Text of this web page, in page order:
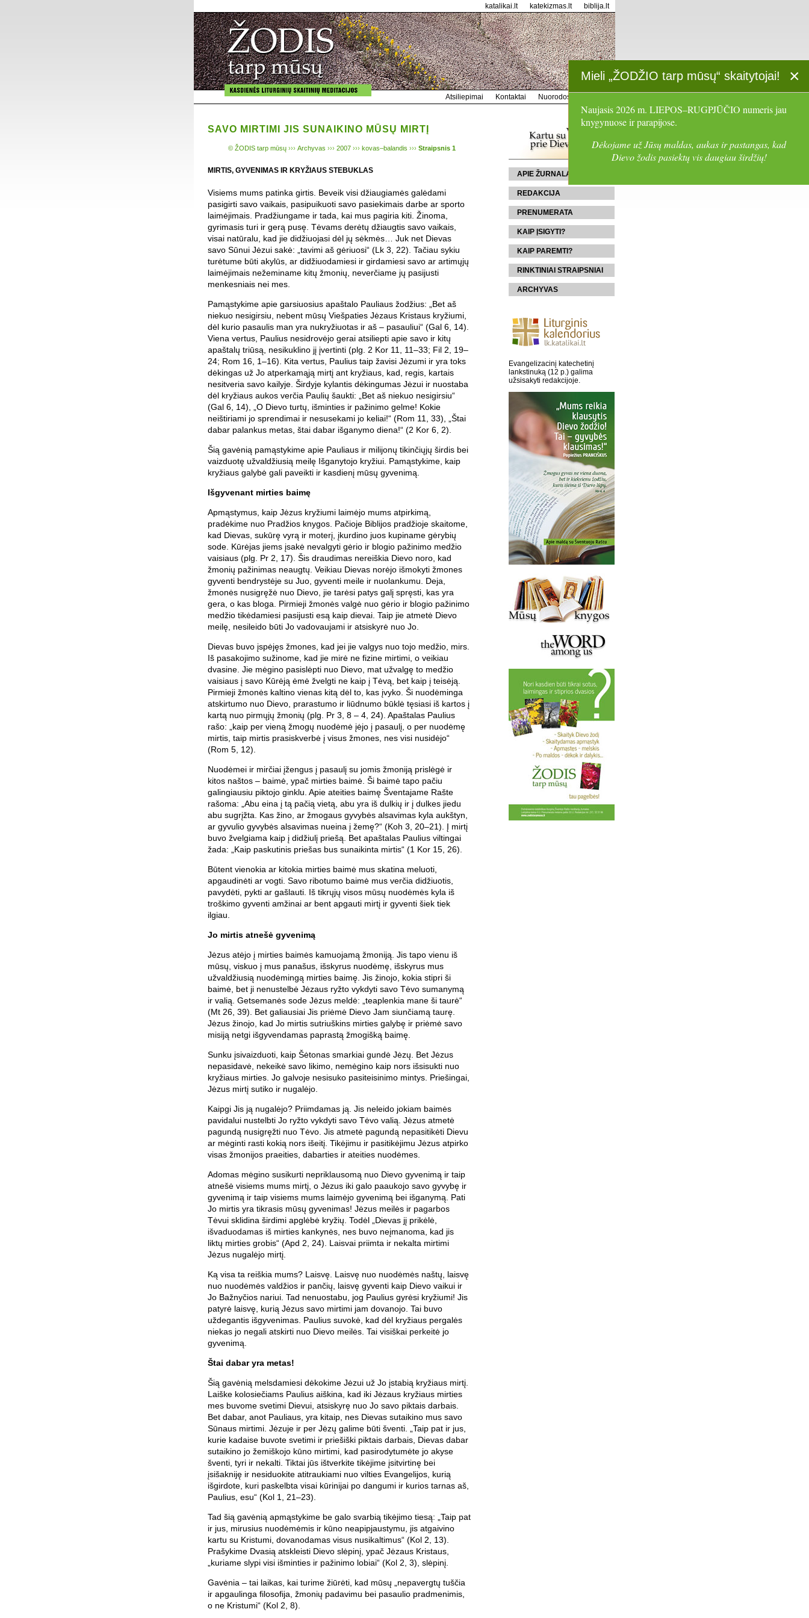
katalikai.lt katekizmas.lt biblija.lt
Atsiliepimai Kontaktai Nuorodos
SAVO MIRTIMI JIS SUNAIKINO MŪSŲ MIRTĮ
© ŽODIS tarp mūsų ››› Archyvas ››› 2007 ››› kovas–balandis ››› Straipsnis 1
MIRTIS, GYVENIMAS IR KRYŽIAUS STEBUKLAS
Visiems mums patinka girtis. Beveik visi džiaugiamės galėdami
pasigirti savo vaikais, pasipuikuoti savo pasiekimais darbe ar sporto
laimėjimais. Pradžiungame ir tada, kai mus pagiria kiti. Žinoma,
gyrimasis turi ir gerą pusę. Tėvams derėtų džiaugtis savo vaikais,
visai natūralu, kad jie didžiuojasi dėl jų sėkmės… Juk net Dievas
savo Sūnui Jėzui sakė: „tavimi aš gėriuosi“ (Lk 3, 22). Tačiau sykiu
turėtume būti akylūs, ar didžiuodamiesi ir girdamiesi savo ar artimųjų
laimėjimais nežeminame kitų žmonių, neverčiame jų pasijusti
menkesniais nei mes.
Pamąstykime apie garsiuosius apaštalo Pauliaus žodžius: „Bet aš
niekuo nesigirsiu, nebent mūsų Viešpaties Jėzaus Kristaus kryžiumi,
dėl kurio pasaulis man yra nukryžiuotas ir aš – pasauliui“ (Gal 6, 14).
Viena vertus, Paulius nesidrovėjo gerai atsiliepti apie savo ir kitų
apaštalų triūsą, nesikuklino jį įvertinti (plg. 2 Kor 11, 11–33; Fil 2, 19–
24; Rom 16, 1–16). Kita vertus, Paulius taip žavisi Jėzumi ir yra toks
dėkingas už Jo atperkamąją mirtį ant kryžiaus, kad, regis, kartais
nesitveria savo kailyje. Širdyje kylantis dėkingumas Jėzui ir nuostaba
dėl kryžiaus aukos verčia Paulių šaukti: „Bet aš niekuo nesigirsiu“
(Gal 6, 14), „O Dievo turtų, išminties ir pažinimo gelme! Kokie
neištiriami jo sprendimai ir nesusekami jo keliai!“ (Rom 11, 33), „Štai
dabar palankus metas, štai dabar išganymo diena!“ (2 Kor 6, 2).
Šią gavėnią pamąstykime apie Pauliaus ir milijonų tikinčiųjų širdis bei
vaizduotę užvaldžiusią meilę Išganytojo kryžiui. Pamąstykime, kaip
kryžiaus galybė gali paveikti ir kasdienį mūsų gyvenimą.
Išgyvenant mirties baimę
Apmąstymus, kaip Jėzus kryžiumi laimėjo mums atpirkimą,
pradėkime nuo Pradžios knygos. Pačioje Biblijos pradžioje skaitome,
kad Dievas, sukūrę vyrą ir moterį, įkurdino juos kupiname gėrybių
sode. Kūrėjas jiems įsakė nevalgyti gėrio ir blogio pažinimo medžio
vaisiaus (plg. Pr 2, 17). Šis draudimas nereiškia Dievo noro, kad
žmonių pažinimas neaugtų. Veikiau Dievas norėjo išmokyti žmones
gyventi bendrystėje su Juo, gyventi meile ir nuolankumu. Deja,
žmonės nusigręžė nuo Dievo, jie tarėsi patys galį spręsti, kas yra
gera, o kas bloga. Pirmieji žmonės valgė nuo gėrio ir blogio pažinimo
medžio tikėdamiesi pasijusti esą kaip dievai. Taip jie atmetė Dievo
meilę, nesileido būti Jo vadovaujami ir atsiskyrė nuo Jo.
Dievas buvo įspėjęs žmones, kad jei jie valgys nuo tojo medžio, mirs.
Iš pasakojimo sužinome, kad jie mirė ne fizine mirtimi, o veikiau
dvasine. Jie mėgino pasislėpti nuo Dievo, mat užvalgę to medžio
vaisiaus į savo Kūrėją ėmė žvelgti ne kaip į Tėvą, bet kaip į teisėją.
Pirmieji žmonės kaltino vienas kitą dėl to, kas įvyko. Ši nuodėminga
atskirtumo nuo Dievo, prarastumo ir liūdnumo būklė tęsiasi iš kartos į
kartą nuo pirmųjų žmonių (plg. Pr 3, 8 – 4, 24). Apaštalas Paulius
rašo: „kaip per vieną žmogų nuodėmė įėjo į pasaulį, o per nuodėmę
mirtis, taip mirtis prasiskverbė į visus žmones, nes visi nusidėjo“
(Rom 5, 12).
Nuodėmei ir mirčiai įžengus į pasaulį su jomis žmoniją prislėgė ir
kitos naštos – baimė, ypač mirties baimė. Ši baimė tapo pačiu
galingiausiu piktojo ginklu. Apie ateities baimę Šventajame Rašte
rašoma: „Abu eina į tą pačią vietą, abu yra iš dulkių ir į dulkes jiedu
abu sugrįžta. Kas žino, ar žmogaus gyvybės alsavimas kyla aukštyn,
ar gyvulio gyvybės alsavimas nueina į žemę?“ (Koh 3, 20–21). Į mirtį
buvo žvelgiama kaip į didžiulį priešą. Bet apaštalas Paulius viltingai
žada: „Kaip paskutinis priešas bus sunaikinta mirtis“ (1 Kor 15, 26).
Būtent vienokia ar kitokia mirties baimė mus skatina meluoti,
apgaudinėti ar vogti. Savo ribotumo baimė mus verčia didžiuotis,
pavydėti, pykti ar gašlauti. Iš tikrųjų visos mūsų nuodėmės kyla iš
troškimo gyventi amžinai ar bent apgauti mirtį ir gyventi šiek tiek
ilgiau.
Jo mirtis atnešė gyvenimą
Jėzus atėjo į mirties baimės kamuojamą žmoniją. Jis tapo vienu iš
mūsų, viskuo į mus panašus, išskyrus nuodėmę, išskyrus mus
užvaldžiusią nuodėmingą mirties baimę. Jis žinojo, kokia stipri ši
baimė, bet ji nenustelbė Jėzaus ryžto vykdyti savo Tėvo sumanymą
ir valią. Getsemanės sode Jėzus meldė: „teaplenkia mane ši taurė“
(Mt 26, 39). Bet galiausiai Jis priėmė Dievo Jam siunčiamą taurę.
Jėzus žinojo, kad Jo mirtis sutriuškins mirties galybę ir priėmė savo
misiją netgi išgyvendamas paprastą žmogišką baimę.
Sunku įsivaizduoti, kaip Šėtonas smarkiai gundė Jėzų. Bet Jėzus
nepasidavė, nekeikė savo likimo, nemėgino kaip nors išsisukti nuo
kryžiaus mirties. Jo galvoje nesisuko pasiteisinimo mintys. Priešingai,
Jėzus mirtį sutiko ir nugalėjo.
Kaipgi Jis ją nugalėjo? Priimdamas ją. Jis neleido jokiam baimės
pavidalui nustelbti Jo ryžto vykdyti savo Tėvo valią. Jėzus atmetė
pagundą nusigręžti nuo Tėvo. Jis atmetė pagundą nepasitikėti Dievu
ar mėginti rasti kokią nors išeitį. Tikėjimu ir pasitikėjimu Jėzus atpirko
visas žmonijos praeities, dabarties ir ateities nuodėmes.
Adomas mėgino susikurti nepriklausomą nuo Dievo gyvenimą ir taip
atnešė visiems mums mirtį, o Jėzus iki galo paaukojo savo gyvybę ir
gyvenimą ir taip visiems mums laimėjo gyvenimą bei išganymą. Pati
Jo mirtis yra tikrasis mūsų gyvenimas! Jėzus meilės ir pagarbos
Tėvui sklidina širdimi apglėbė kryžių. Todėl „Dievas jį prikėlė,
išvaduodamas iš mirties kankynės, nes buvo neįmanoma, kad jis
liktų mirties grobis“ (Apd 2, 24). Laisvai priimta ir nekalta mirtimi
Jėzus nugalėjo mirtį.
Ką visa ta reiškia mums? Laisvę. Laisvę nuo nuodėmės naštų, laisvę
nuo nuodėmės valdžios ir pančių, laisvę gyventi kaip Dievo vaikui ir
Jo Bažnyčios nariui. Tad nenuostabu, jog Paulius gyrėsi kryžiumi! Jis
patyrė laisvę, kurią Jėzus savo mirtimi jam dovanojo. Tai buvo
uždegantis išgyvenimas. Paulius suvokė, kad dėl kryžiaus pergalės
niekas jo negali atskirti nuo Dievo meilės. Tai visiškai perkeitė jo
gyvenimą.
Štai dabar yra metas!
Šią gavėnią melsdamiesi dėkokime Jėzui už Jo įstabią kryžiaus mirtį.
Laiške kolosiečiams Paulius aiškina, kad iki Jėzaus kryžiaus mirties
mes buvome svetimi Dievui, atsiskyrę nuo Jo savo piktais darbais.
Bet dabar, anot Pauliaus, yra kitaip, nes Dievas sutaikino mus savo
Sūnaus mirtimi. Jėzuje ir per Jėzų galime būti šventi. „Taip pat ir jus,
kurie kadaise buvote svetimi ir priešiški piktais darbais, Dievas dabar
sutaikino jo žemiškojo kūno mirtimi, kad pasirodytumėte jo akyse
šventi, tyri ir nekalti. Tiktai jūs ištverkite tikėjime įsitvirtinę bei
įsišakniję ir nesiduokite atitraukiami nuo vilties Evangelijos, kurią
išgirdote, kuri paskelbta visai kūrinijai po dangumi ir kurios tarnas aš,
Paulius, esu“ (Kol 1, 21–23).
Tad šią gavėnią apmąstykime be galo svarbią tikėjimo tiesą: „Taip pat
ir jus, mirusius nuodėmėmis ir kūno neapipjaustymu, jis atgaivino
kartu su Kristumi, dovanodamas visus nusikaltimus“ (Kol 2, 13).
Prašykime Dvasią atskleisti Dievo slėpinį, ypač Jėzaus Kristaus,
„kuriame slypi visi išminties ir pažinimo lobiai“ (Kol 2, 3), slėpinį.
Gavėnia – tai laikas, kai turime žiūrėti, kad mūsų „nepavergtų tuščia
ir apgaulinga filosofija, žmonių padavimu bei pasaulio pradmenimis,
o ne Kristumi“ (Kol 2, 8).
APIE ŽURNALĄ
REDAKCIJA
PRENUMERATA
KAIP ĮSIGYTI?
KAIP PAREMTI?
RINKTINIAI STRAIPSNIAI
ARCHYVAS
Evangelizacinį katechetinį
lankstinuką (12 p.) galima
užsisakyti redakcijoje.
Mieli „ŽODŽIO tarp mūsų“ skaitytojai! ×
Naujasis 2026 m. LIEPOS–RUGPJŪČIO numeris jau
knygynuose ir parapijose.
Dėkojame už Jūsų maldas, aukas ir pastangas, kad
Dievo žodis pasiektų vis daugiau širdžių!